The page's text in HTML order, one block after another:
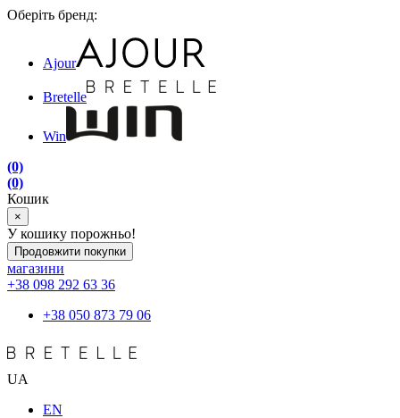
Оберіть бренд:
Ajour
Bretelle
Win
(0)
(0)
Кошик
×
У кошику порожньо!
Продовжити покупки
магазини
+38 098 292 63 36
+38 050 873 79 06
UA
EN